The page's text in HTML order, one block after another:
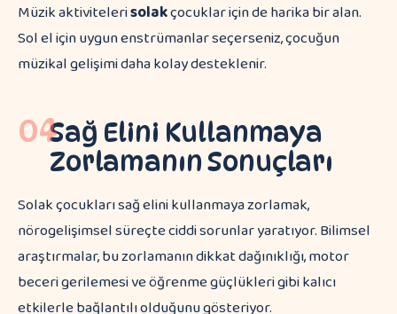
Müzik aktivitelerisolakçocuklar için de harika bir alan.
Sol el için uygun enstrümanlar seçerseniz, çocuğun
müzikal gelişimi daha kolay desteklenir.
04Sağ Elini Kullanmaya
Zorlamanın Sonuçları
Solak çocukları sağ elini kullanmaya zorlamak,
nörogelişimsel süreçte ciddi sorunlar yaratıyor. Bilimsel
araştırmalar, bu zorlamanın dikkat dağınıklığı, motor
beceri gerilemesi ve öğrenme güçlükleri gibi kalıcı
etkilerle bağlantılı olduğunu gösteriyor.